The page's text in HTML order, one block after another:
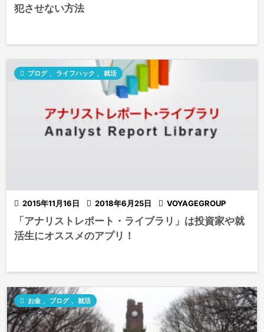
犯させない方法
 2015年11月16日  2018年6月25日
 ブログ ライフハック 就活
 VOYAGEGROUP
「アナリストレポート・ライブラリ」は投資家や就
活生にオススメのアプリ！
 お金 , ブログ , 就活